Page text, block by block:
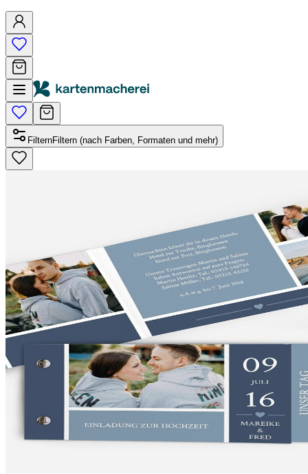
FilternFiltern (nach Farben, Formaten und mehr)